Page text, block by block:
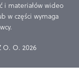
i materiałów wideo
w części wymaga
O. O. 2026